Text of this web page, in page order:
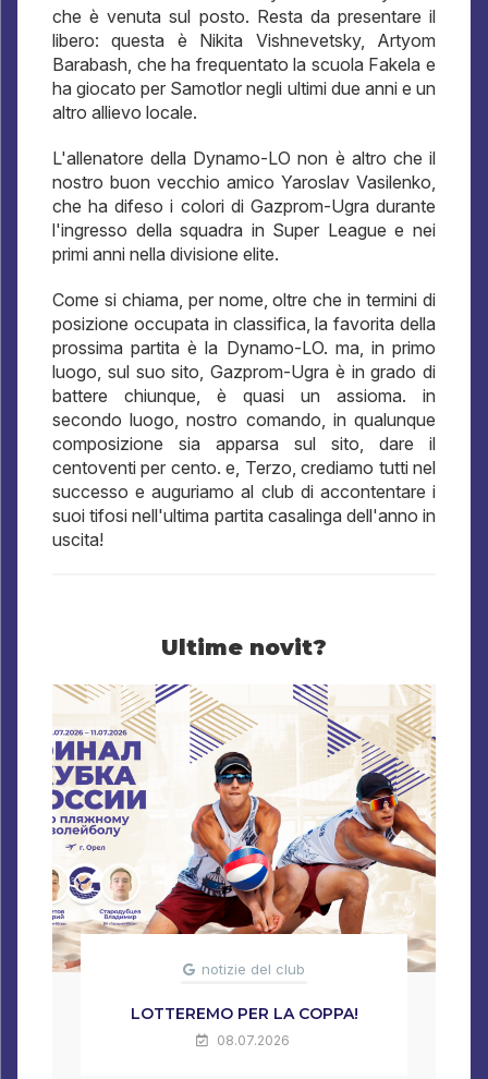
che è venuta sul posto. Resta da presentare il
libero: questa è Nikita Vishnevetsky, Artyom
Barabash, che ha frequentato la scuola Fakela e
ha giocato per Samotlor negli ultimi due anni e un
altro allievo locale.
L'allenatore della Dynamo-LO non è altro che il
nostro buon vecchio amico Yaroslav Vasilenko,
che ha difeso i colori di Gazprom-Ugra durante
l'ingresso della squadra in Super League e nei
primi anni nella divisione elite.
Come si chiama, per nome, oltre che in termini di
posizione occupata in classifica, la favorita della
prossima partita è la Dynamo-LO. ma, in primo
luogo, sul suo sito, Gazprom-Ugra è in grado di
battere chiunque, è quasi un assioma. in
secondo luogo, nostro comando, in qualunque
composizione sia apparsa sul sito, dare il
centoventi per cento. e, Terzo, crediamo tutti nel
successo e auguriamo al club di accontentare i
suoi tifosi nell'ultima partita casalinga dell'anno in
uscita!
Ultime novit?
notizie del club
LOTTEREMO PER LA COPPA!
08.07.2026